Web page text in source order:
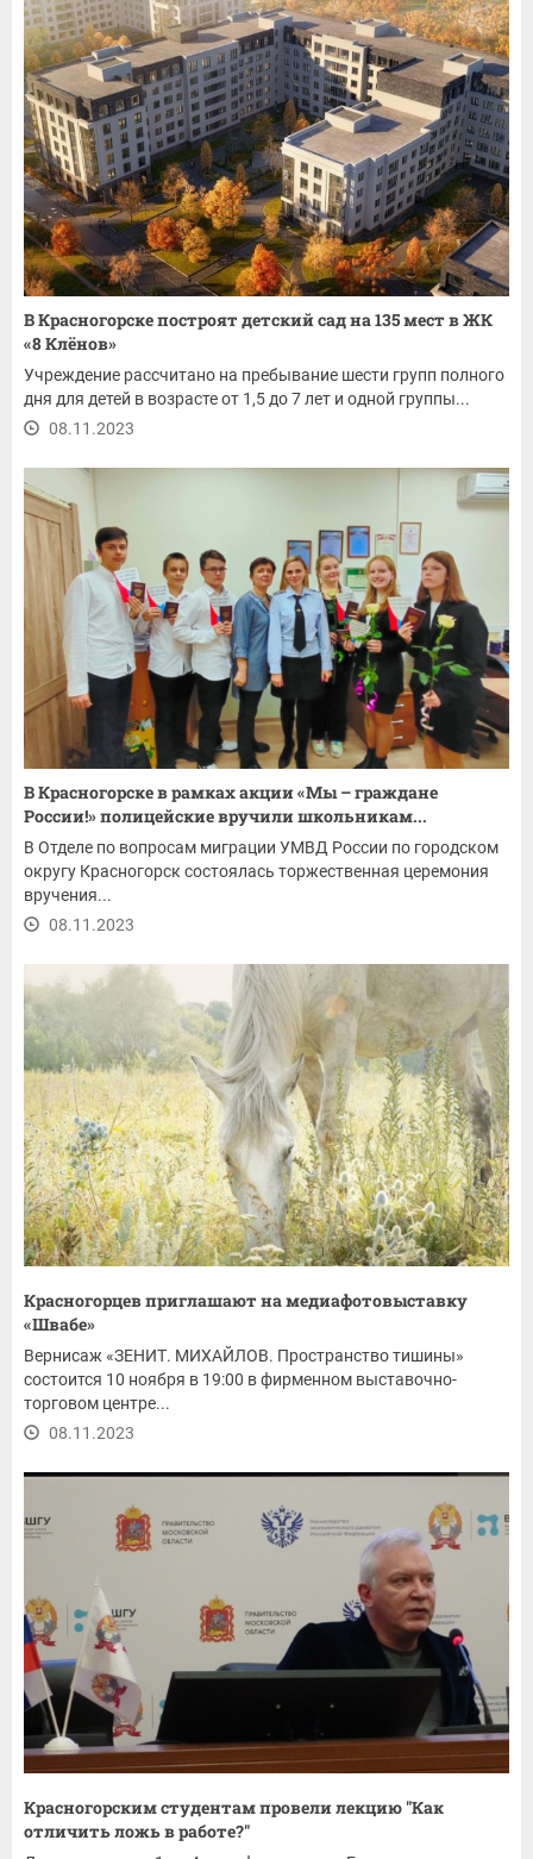
В Красногорске построят детский сад на 135 мест в ЖК
«8 Клёнов»
Учреждение рассчитано на пребывание шести групп полного
дня для детей в возрасте от 1,5 до 7 лет и одной группы...
08.11.2023
В Красногорске в рамках акции «Мы – граждане
России!» полицейские вручили школьникам...
В Отделе по вопросам миграции УМВД России по городском
округу Красногорск состоялась торжественная церемония
вручения...
08.11.2023
Красногорцев приглашают на медиафотовыставку
«Швабе»
Вернисаж «ЗЕНИТ. МИХАЙЛОВ. Пространство тишины»
состоится 10 ноября в 19:00 в фирменном выставочно-
торговом центре...
08.11.2023
Красногорским студентам провели лекцию "Как
отличить ложь в работе?"